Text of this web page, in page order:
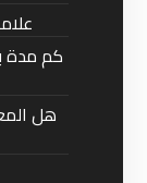
كم مدة
هل